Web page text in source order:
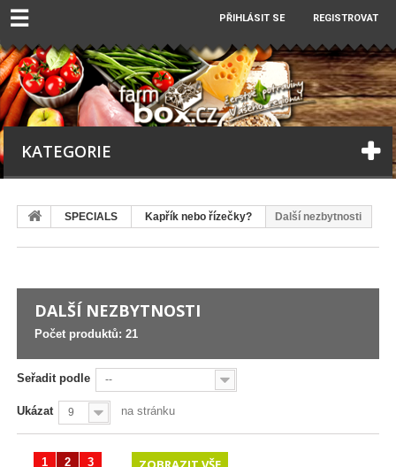
☰ PŘIHLÁSIT SE REGISTROVAT
KATEGORIE
SPECIALS Kapřík nebo řízečky? Další nezbytnosti
DALŠÍ NEZBYTNOSTI
Počet produktů: 21
Seřadit podle --
Ukázat 9 na stránku
1 2 3